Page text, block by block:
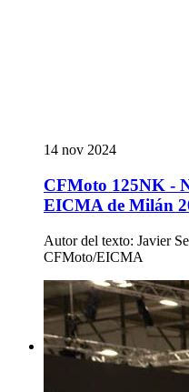
14 nov 2024
CFMoto 125NK -
EICMA de Milán
Autor del texto: Javier
CFMoto/EICMA